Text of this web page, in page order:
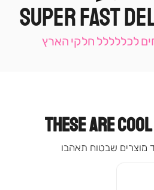
|
תומכי
-
SUPER FAST
לכללללל חלקי הארץ
THESE ARE
מוצרים שבטוח תאהבו